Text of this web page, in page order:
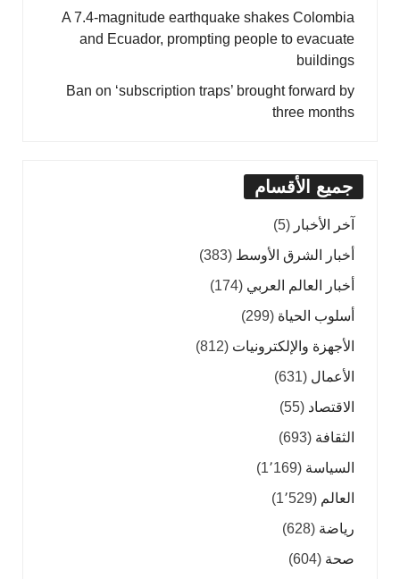
A 7.4-magnitude earthquake shakes Colombia
and Ecuador, prompting people to evacuate
buildings
Ban on ‘subscription traps’ brought forward by
three months
جميع الأقسام
آخر الأخبار (5)
أخبار الشرق الأوسط (383)
أخبار العالم العربي (174)
أسلوب الحياة (299)
الأجهزة والإلكترونيات (812)
الأعمال (631)
الاقتصاد (55)
الثقافة (693)
السياسة (1٬169)
العالم (1٬529)
رياضة (628)
صحة (604)